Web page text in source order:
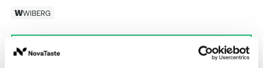
WIBERG
Preise und Verfügbarkeit sehen unsere